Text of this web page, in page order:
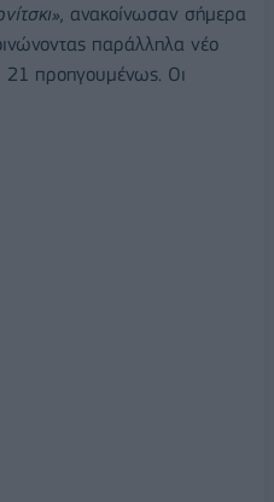
ανακοίνωσαν σήμερα
παράλληλα νέο
21 προηγουμένως. Οι